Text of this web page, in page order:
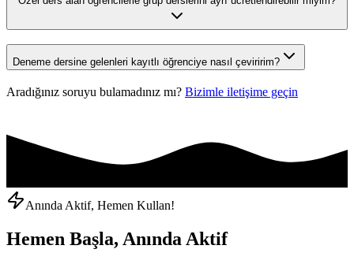
Deneme dersine gelenleri kayıtlı öğrenciye nasıl çeviririm?
Aradığınız soruyu bulamadınız mı? Bizimle iletişime geçin
Anında Aktif, Hemen Kullan!
Hemen Başla, Anında Aktif